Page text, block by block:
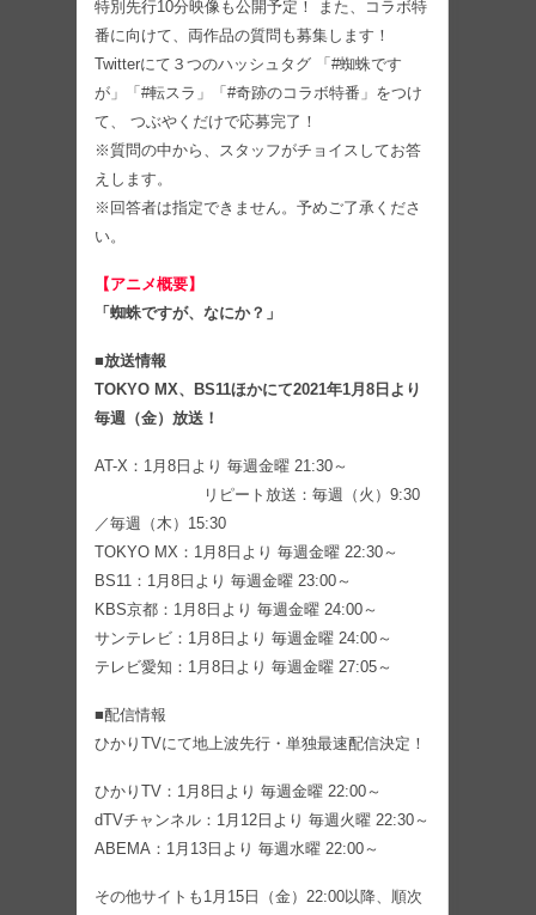
特別先行10分映像も公開予定！ また、コラボ特
番に向けて、両作品の質問も募集します！
Twitterにて３つのハッシュタグ 「#蜘蛛です
が」「#転スラ」「#奇跡のコラボ特番」をつけ
て、 つぶやくだけで応募完了！
※質問の中から、スタッフがチョイスしてお答
えします。
※回答者は指定できません。予めご了承くださ
い。
【アニメ概要】
「蜘蛛ですが、なにか？」
■放送情報
TOKYO MX、BS11ほかにて2021年1月8日より
毎週（金）放送！
AT-X：1月8日より 毎週金曜 21:30～
リピート放送：毎週（火）9:30
／毎週（木）15:30
TOKYO MX：1月8日より 毎週金曜 22:30～
BS11：1月8日より 毎週金曜 23:00～
KBS京都：1月8日より 毎週金曜 24:00～
サンテレビ：1月8日より 毎週金曜 24:00～
テレビ愛知：1月8日より 毎週金曜 27:05～
■配信情報
ひかりTVにて地上波先行・単独最速配信決定！
ひかりTV：1月8日より 毎週金曜 22:00～
dTVチャンネル：1月12日より 毎週火曜 22:30～
ABEMA：1月13日より 毎週水曜 22:00～
その他サイトも1月15日（金）22:00以降、順次